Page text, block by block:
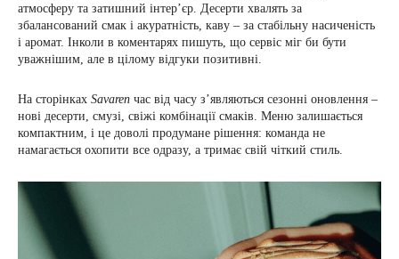
атмосферу та затишний інтер’єр. Десерти хвалять за
збалансований смак і акуратність, каву – за стабільну насиченість
і аромат. Інколи в коментарях пишуть, що сервіс міг би бути
уважнішим, але в цілому відгуки позитивні.
На сторінках Savaren час від часу з’являються сезонні оновлення –
нові десерти, смузі, свіжі комбінації смаків. Меню залишається
компактним, і це доволі продумане рішення: команда не
намагається охопити все одразу, а тримає свій чіткий стиль.